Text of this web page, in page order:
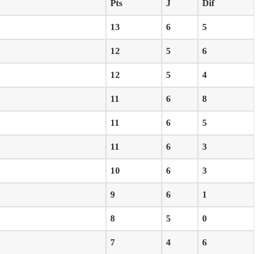
Pts J Dif
13 6 5
12 5 6
12 5 4
11 6 8
11 6 5
11 6 3
10 6 3
9 6 1
8 5 0
7 4 6